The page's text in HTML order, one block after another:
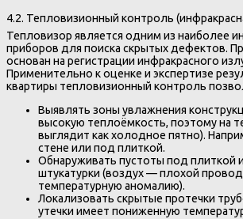
4.2. Тепловизионный контроль
Тепловизор является одним из наиболее
приборов для поиска скрытых дефектов.
основан на регистрации инфракрасного
Применительно к оценке и экспертизе
квартиры тепловизионный контроль
Выявлять зоны увлажнения
высокую теплоёмкость, поэтому на
выглядит как холодное пятно).
стене или под плиткой.
Обнаруживать пустоты под плиткой
штукатурки (воздух — плохой
температурную аномалию).
Локализовать скрытые протечки
утечки имеет пониженную